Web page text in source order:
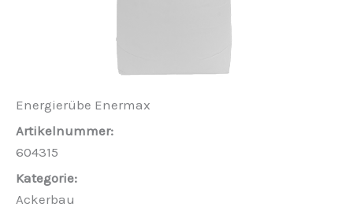
Energierübe Enermax
604315
Ackerbau